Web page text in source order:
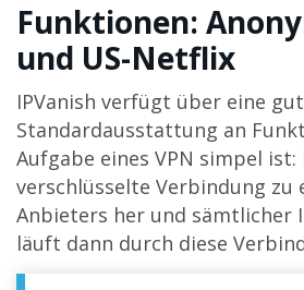
Funktionen:
und US-Netflix
IPVanish verfügt über eine
Standardausstattung an
Aufgabe eines VPN simpel
verschlüsselte Verbindung zu
Anbieters her und sämtlicher
läuft dann durch diese